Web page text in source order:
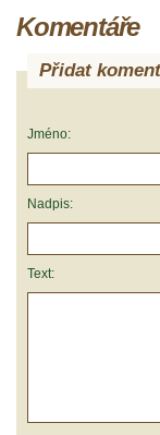
Komentáře
Přidat
Jméno:
Nadpis:
Text: